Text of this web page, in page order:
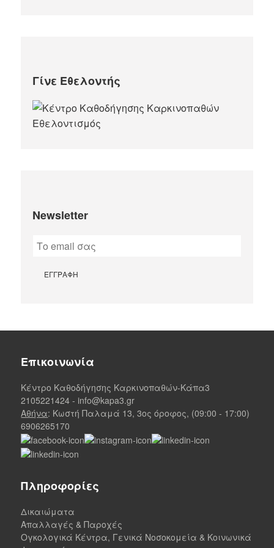
Γίνε Εθελοντής
Newsletter
Επικοινωνία
Κέντρο Καθοδήγησης Καρκινοπαθών-Κάπα3
2105221424 - info@kapa3.gr
Αθήνα: Κωστή Παλαμά 13, 3ος όροφος, (09:00 - 17:00)
6906265170
Πληροφορίες
Δικαιώματα
Απαλλαγές & Παροχές
Ογκολογικά Κέντρα, Γενικά Νοσοκομεία & Κοινωνικά